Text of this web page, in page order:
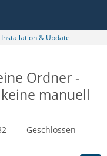
& Update
Ordner -
manuell
Geschlossen